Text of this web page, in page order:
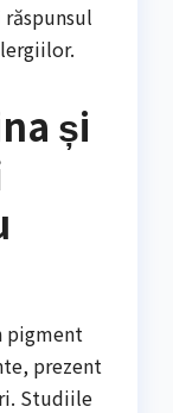
și
pigment
prezent
Studiile